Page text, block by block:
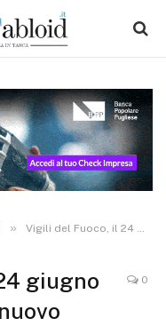
» Vigili del Fuoco, il 24 giugno l’insediamento del nuovo comandante di Isernia Mirko Canestri
giugno
0